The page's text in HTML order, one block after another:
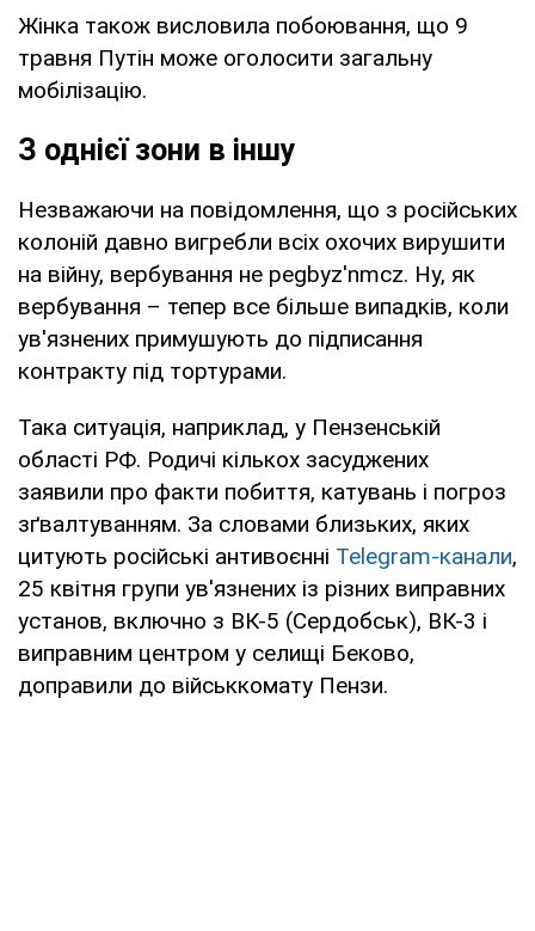
Жінка також висловила побоювання, що 9
травня Путін може оголосити загальну
мобілізацію.
З однієї зони в іншу
Незважаючи на повідомлення, що з російських
колоній давно вигребли всіх охочих вирушити
на війну, вербування не pegbyz'nmcz. Ну, як
вербування – тепер все більше випадків, коли
ув'язнених примушують до підписання
контракту під тортурами.
Така ситуація, наприклад, у Пензенській
області РФ. Родичі кількох засуджених
заявили про факти побиття, катувань і погроз
зґвалтуванням. За словами близьких, яких
цитують російські антивоєнні Telegram-канали,
25 квітня групи ув'язнених із різних виправних
установ, включно з ВК-5 (Сердобськ), ВК-3 і
виправним центром у селищі Беково,
доправили до військкомату Пензи.